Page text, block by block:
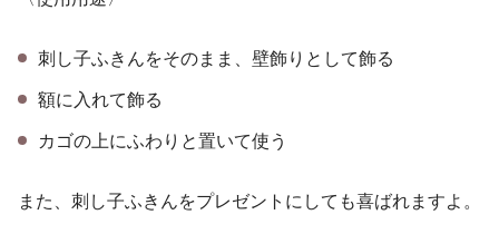
刺し子ふきんをそのまま、壁飾りとして飾る
額に入れて飾る
カゴの上にふわりと置いて使う
また、刺し子ふきんをプレゼントにしても喜ばれますよ。